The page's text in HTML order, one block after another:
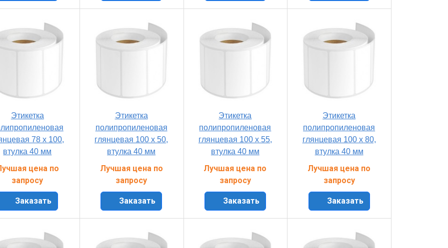
Этикетка
78 x 100,
втулка 40 мм
цена по
запросу
Заказать
Этикетка
полипропиленовая
глянцевая 100 x 50,
втулка 40 мм
Лучшая цена по
запросу
Заказать
Этикетка
полипропиленовая
глянцевая 100 x 55,
втулка 40 мм
Лучшая цена по
запросу
Заказать
Этикетка
полипропиленовая
глянцевая 100 x 80,
втулка 40 мм
Лучшая цена по
запросу
Заказать